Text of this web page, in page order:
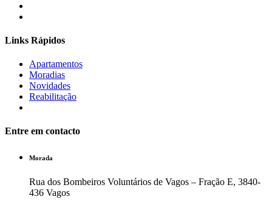
Links Rápidos
Apartamentos
Moradias
Novidades
Reabilitação
Entre em contacto
Morada
Rua dos Bombeiros Voluntários de Vagos – Fração E, 3840-
436 Vagos